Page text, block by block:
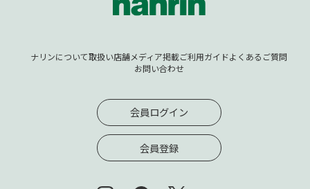
ナリンについて取扱い店舗メディア掲載ご利用ガイドよくあるご質問
お問い合わせ
会員ログイン
会員登録